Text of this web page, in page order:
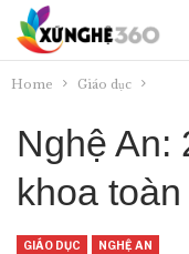
Home Giáo dục
Nghệ An:
khoa
GIÁO DỤC NGHỆ AN